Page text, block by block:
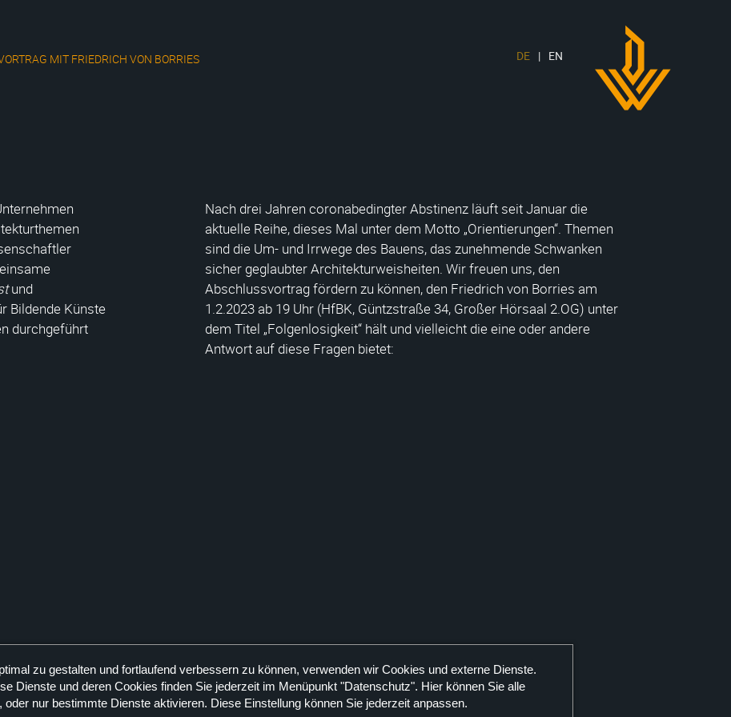
und
Bildende Künste
durchgeführt
Nach drei Jahren coronabedingter Abstinenz läuft seit Januar die
aktuelle Reihe, dieses Mal unter dem Motto „Orientierungen“. Themen
sind die Um- und Irrwege des Bauens, das zunehmende Schwanken
sicher geglaubter Architekturweisheiten. Wir freuen uns, den
Abschlussvortrag fördern zu können, den Friedrich von Borries am
1.2.2023 ab 19 Uhr (HfBK, Güntzstraße 34, Großer Hörsaal 2.OG) unter
dem Titel „Folgenlosigkeit“ hält und vielleicht die eine oder andere
Antwort auf diese Fragen bietet:
MIT FRIEDRICH VON BORRIES DE EN
zu gestalten und fortlaufend verbessern zu können, verwenden wir Cookies und externe Dienste.
Dienste und deren Cookies finden Sie jederzeit im Menüpunkt "Datenschutz". Hier können Sie alle
oder nur bestimmte Dienste aktivieren. Diese Einstellung können Sie jederzeit anpassen.